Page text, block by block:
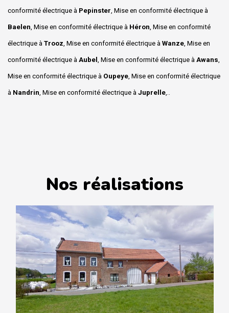
conformité électrique à Pepinster, Mise en conformité électrique à
Baelen, Mise en conformité électrique à Héron, Mise en conformité
électrique à Trooz, Mise en conformité électrique à Wanze, Mise en
conformité électrique à Aubel , Mise en conformité électrique à Awans,
Mise en conformité électrique à Oupeye, Mise en conformité électrique
à Nandrin, Mise en conformité électrique à Juprelle,..
Nos réalisations